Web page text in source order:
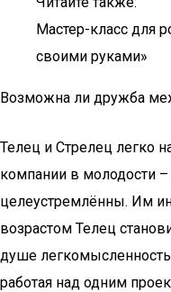
Мастер-класс для
своими руками»
Возможна ли дружба
Телец и Стрелец легко
компании в молодости
целеустремлённы. Им
возрастом Телец
душе
работая над одним